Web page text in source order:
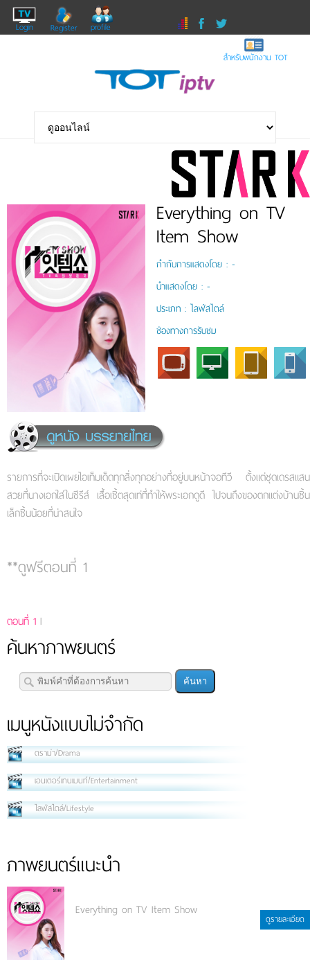
Login Register profile
สำหรับพนักงาน TOT
Everything on TV
Item Show
กำกับการแสดงโดย : -
นำแสดงโดย : -
ประเภท : ไลฟ์สไตล์
ช่องทางการรับชม
รายการที่จะเปิดเผยไอเท็มเด็ดทุกสิ่งทุกอย่างที่อยู่บนหน้าจอทีวี ตั้งแต่ชุดเดรสแสน
สวยที่นางเอกใส่ในซีรีส์ เสื้อเชิ้ตสุดเท่ที่ทำให้พระเอกดูดี ไปจนถึงของตกแต่งบ้านชิ้น
เล็กชิ้นน้อยที่น่าสนใจ
**ดูฟรีตอนที่ 1
ตอนที่ 1 l
ค้นหาภาพยนตร์
เมนูหนังแบบไม่จำกัด
ดราม่า/Drama
เอนเตอร์เทนเมนท์/Entertainment
ไลฟ์สไตล์/Lifestyle
ภาพยนตร์แนะนำ
Everything on TV Item Show
ดูรายละเอียด